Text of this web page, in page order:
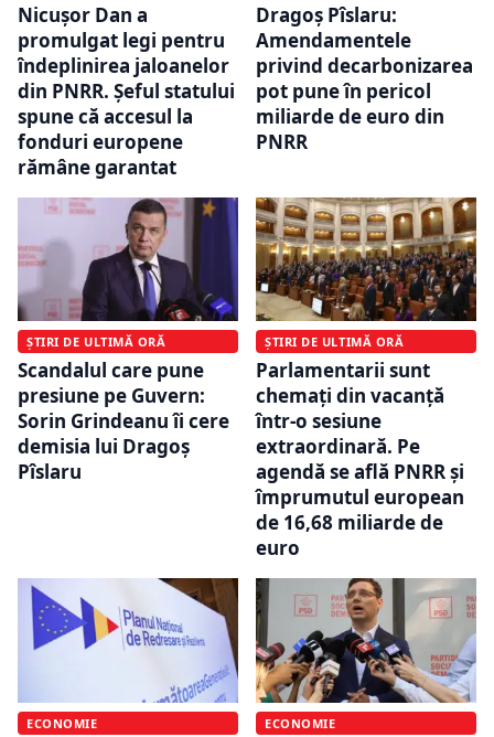
Nicușor Dan a
promulgat legi pentru
îndeplinirea jaloanelor
din PNRR. Șeful statului
spune că accesul la
fonduri europene
rămâne garantat
Dragoș Pîslaru:
Amendamentele
privind decarbonizarea
pot pune în pericol
miliarde de euro din
PNRR
ȘTIRI DE ULTIMĂ ORĂ
Scandalul care pune
presiune pe Guvern:
Sorin Grindeanu îi cere
demisia lui Dragoș
Pîslaru
ȘTIRI DE ULTIMĂ ORĂ
Parlamentarii sunt
chemați din vacanță
într-o sesiune
extraordinară. Pe
agendă se află PNRR și
împrumutul european
de 16,68 miliarde de
euro
ECONOMIE ECONOMIE